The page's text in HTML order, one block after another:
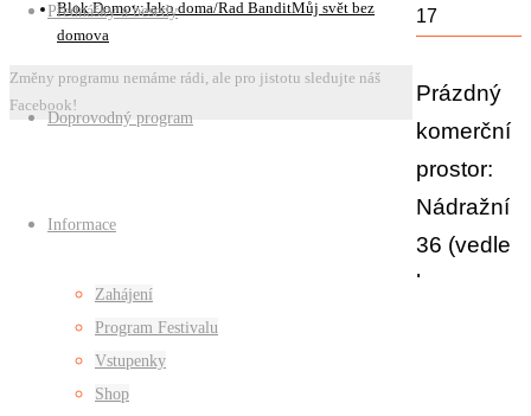
Přednášky a besedy
Doprovodný program
Informace
Zahájení
Program Festivalu
Vstupenky
Shop
17
Prázdný
komerční
prostor:
Nádražní
36 (vedle
baru
Blok Domov:Jako doma/Rad BanditMůj svět bez
domova
Změny programu nemáme rádi, ale pro jistotu sledujte náš
Facebook!